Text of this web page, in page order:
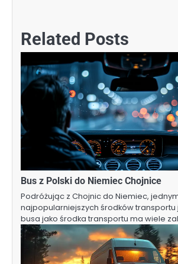
Related Posts
Bus z Polski do Niemiec Chojnice
Podróżując z Chojnic do Niemiec,
najpopularniejszych środków transportu
busa jako środka transportu ma wiele